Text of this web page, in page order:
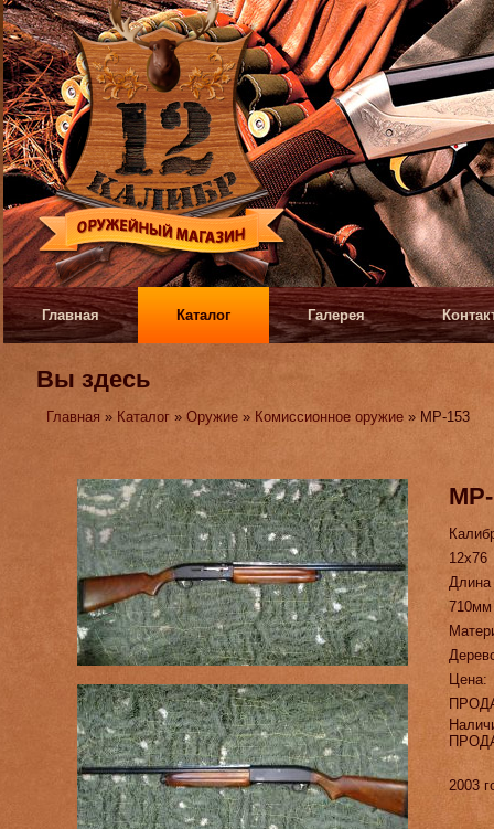
Главная Каталог Галерея
Вы здесь
Главная » Каталог »Оружие » Комиссионное оружие » МР-153
МР-
12х76
710мм
Цена:
2003